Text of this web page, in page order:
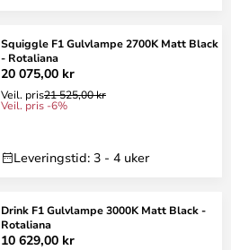
Squiggle F1 Gulvlampe 2700K Matt Black
- Rotaliana
20 075,00 kr
Veil. pris21 525,00 kr
Veil. pris -6%
Leveringstid: 3 - 4 uker
Drink F1 Gulvlampe 3000K Matt Black -
Rotaliana
10 629,00 kr